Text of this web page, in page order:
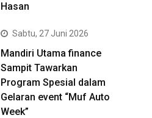
Hasan
Sabtu, 27 Juni 2026
Mandiri Utama finance
Sampit Tawarkan
Program Spesial dalam
Gelaran event “Muf Auto
Week”